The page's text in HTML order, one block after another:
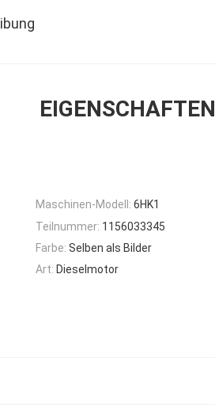
EIGENSCHAFTEN
Maschinen-Modell: 6HK1
Teilnummer: 1156033345
Farbe: Selben als Bilder
Art: Dieselmotor